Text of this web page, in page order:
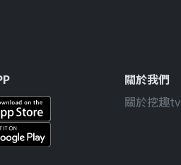
關於我們
關於挖趣tv